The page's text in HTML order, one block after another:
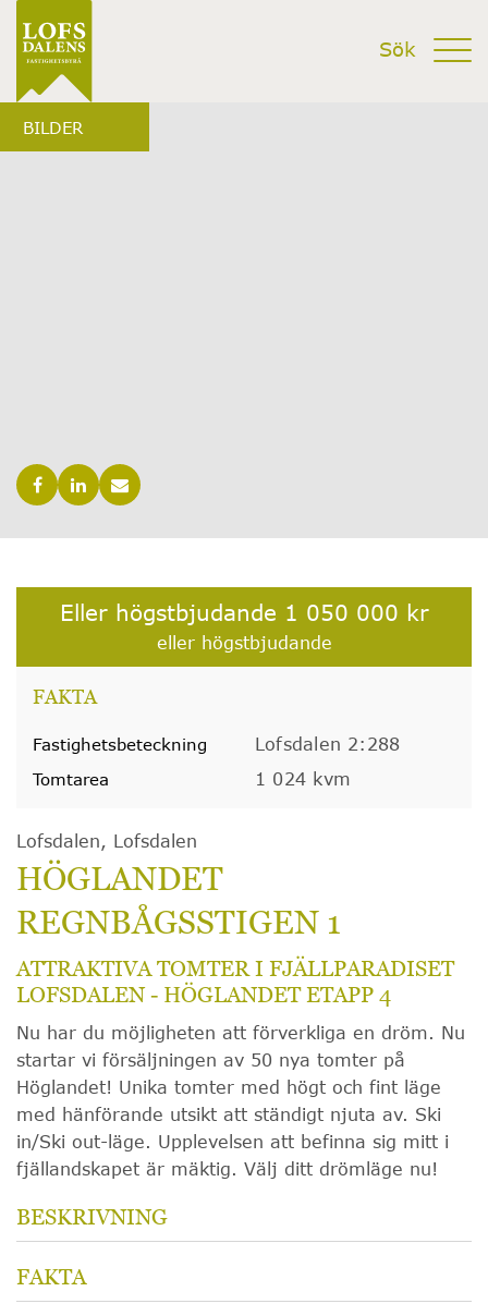
BILDER
Lofsdalen, Lofsdalen
HÖGLANDET
REGNBÅGSSTIGEN 1
ATTRAKTIVA TOMTER I FJÄLLPARADISET
LOFSDALEN - HÖGLANDET ETAPP 4
Nu har du möjligheten att förverkliga en dröm. Nu
startar vi försäljningen av 50 nya tomter på
Höglandet! Unika tomter med högt och fint läge
med hänförande utsikt att ständigt njuta av. Ski
in/Ski out-läge. Upplevelsen att befinna sig mitt i
fjällandskapet är mäktig. Välj ditt drömläge nu!
Eller högstbjudande 1 050 000 kr
eller högstbjudande
FAKTA
Fastighetsbeteckning Lofsdalen 2:288
Tomtarea 1 024 kvm
BESKRIVNING
FAKTA